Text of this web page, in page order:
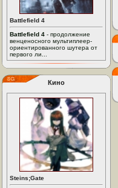
Battlefield 4
Battlefield 4 - продолжение
венценосного мультиплеер-
ориентированного шутера от
первого ли...
Кино
Steins;Gate